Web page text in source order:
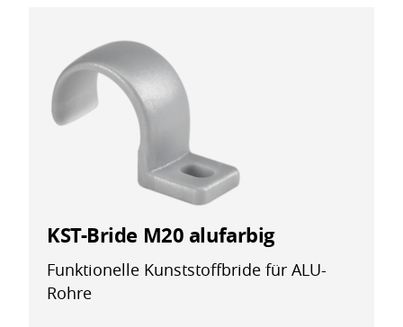
KST-Bride M20 alufarbig
Funktionelle Kunststoffbride für ALU-
Rohre